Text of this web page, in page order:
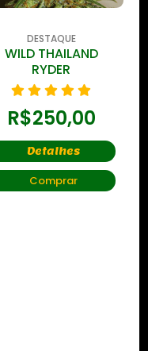
DESTAQUE
WILD THAILAND
RYDER
R$250,00
Detalhes
Comprar